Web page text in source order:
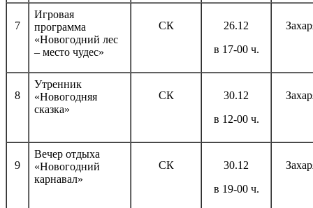
7
Игровая
программа
«Новогодний лес
– место чудес»
СК
26.12
в 17-00 ч.
8
Утренник
«Новогодняя
сказка»
СК
30.12
в 12-00 ч.
9
Вечер отдыха
«Новогодний
карнавал»
СК
30.12
в 19-00 ч.